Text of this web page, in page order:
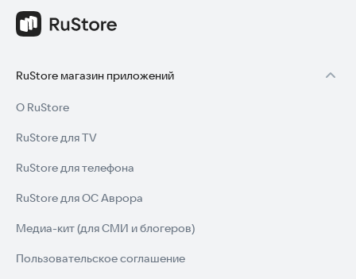
RuStore магазин приложений
О RuStore
RuStore для TV
RuStore для телефона
RuStore для ОС Аврора
Медиа-кит (для СМИ и блогеров)
Пользовательское соглашение